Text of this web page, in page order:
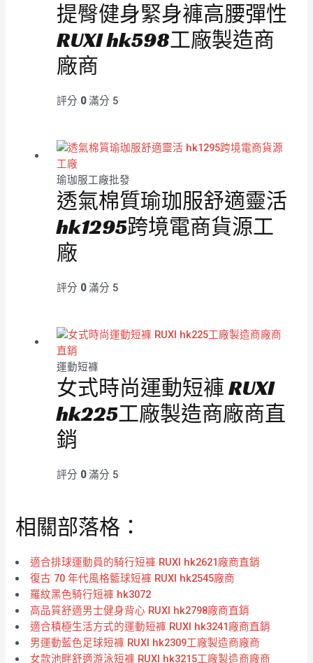
提臀健身緊身褲高腰彈性
RUXI hk598工廠製造商
廠商
評分 0滿分 5
瑜珈服工廠批發
透氣棉質瑜珈服舒適靈活
hk1295跨境電商貨源工
廠
評分 0滿分 5
運動短褲
女式時尚運動短褲 RUXI
hk225工廠製造商廠商直
銷
評分 0滿分 5
相關部落格：
適合排球運動員的騎行短褲 RUXI hk2621廠商直銷
復古 70 年代風格籃球短褲 RUXI hk2545廠商
羅紋黑色騎行短褲 hk3072
高品質舒適男士健身背心 RUXI hk2798廠商直銷
適合積極生活方式的運動短褲 RUXI hk3241廠商直銷
男運動藍色足球短褲 RUXI hk2309工廠製造商廠商
女款池畔舒適游泳短褲 RUXI hk3215工廠製造商廠商